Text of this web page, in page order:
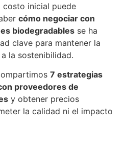
costo inicial puede
cómo negociar con
biodegradables se ha
clave para mantener la
la sostenibilidad.
7 estrategias
proveedores de
y obtener precios
la calidad ni el impacto